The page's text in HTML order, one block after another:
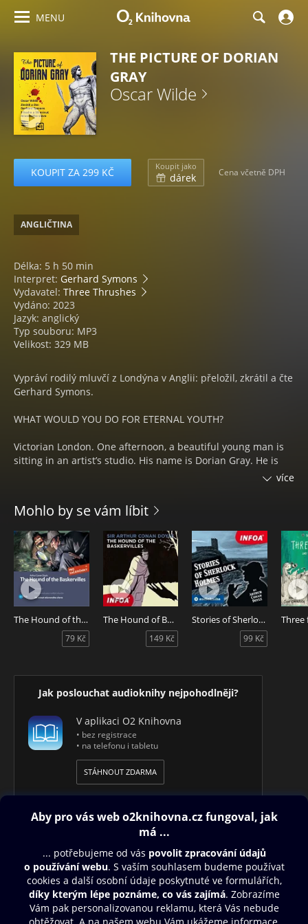
MENU
THE PICTURE OF DORIAN
GRAY
Oscar Wilde
KOUPIT ZA 299 KČ Koupit jako
dárek Cena včetně DPH
ANGLIČTINA
Délka: 5 h 50 min
Interpret: Gerhard Symons
Vydavatel: Three Thrushes
Vydáno: 2023
Jazyk: anglický
Typ souboru: MP3
Velikost: 329 MB
Vypráví rodilý mluvčí z Londýna v Anglii: přeložil, zkrátil a čte
Gerhard Symons.
WHAT WOULD YOU DO FOR ETERNAL YOUTH?
Victorian London. One afternoon, a beautiful young man is
sitting in an artist’s studio. His name is Dorian Gray. He is
the most important things in life. Dorian Gray fears growing
old and ugly. He accepts this idea without question, and
decides to make a terrible deal with the devil…
Every sin that Dorian commits has a cost. Every picture must
be seen. Every pleasure that Dorian enjoys has a price. And
Dorian will pay a terrible price for eternal youth…
© 2023 Three Thrushes
Příběh "The Picture of Dorian Gray" napsal v devatenáctém
století spisovatel Oscar Wilde. Audiokniha obsahuje vhodné
více
Mohlo by se vám líbit
The Hound of the Baskervilles
79 Kč
The Hound of Baskervilles
149 Kč
Stories of Sherlock Holmes
99 Kč
Jak poslouchat audioknihy nejpohodlněji?
V aplikaci O2 Knihovna
• bez registrace
• na telefonu i tabletu
STÁHNOUT ZDARMA
Obsah ke stažení
Moje O2 Knihovna
Další zábava